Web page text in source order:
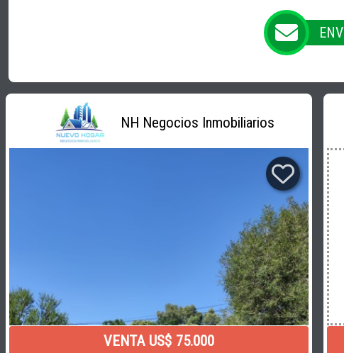
NH Negocios Inmobiliarios
VENTA US$ 75.000